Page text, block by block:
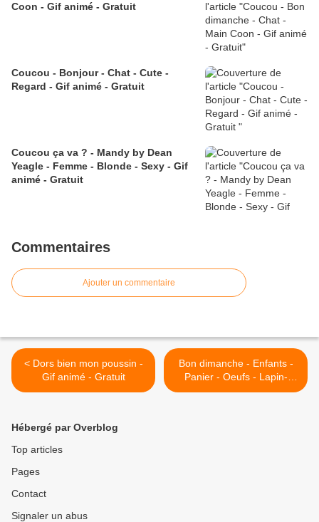
Coon - Gif animé - Gratuit
Coucou - Bonjour - Chat - Cute -
Regard - Gif animé - Gratuit
Coucou ça va ? - Mandy by Dean
Yeagle - Femme - Blonde - Sexy - Gif
animé - Gratuit
Commentaires
Ajouter un commentaire
< Dors bien mon poussin -
Gif animé - Gratuit
Bon dimanche - Enfants -
Panier - Oeufs - Lapin-
Fêtes - Pâques - Gif
Hébergé par Overblog
Top articles
Pages
Contact
Signaler un abus